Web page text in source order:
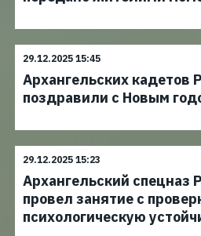
29.12.2025 15:45
Архангельских кадетов
поздравили с Новым
29.12.2025 15:23
Архангельский спецназ
провел занятие с
психологическую